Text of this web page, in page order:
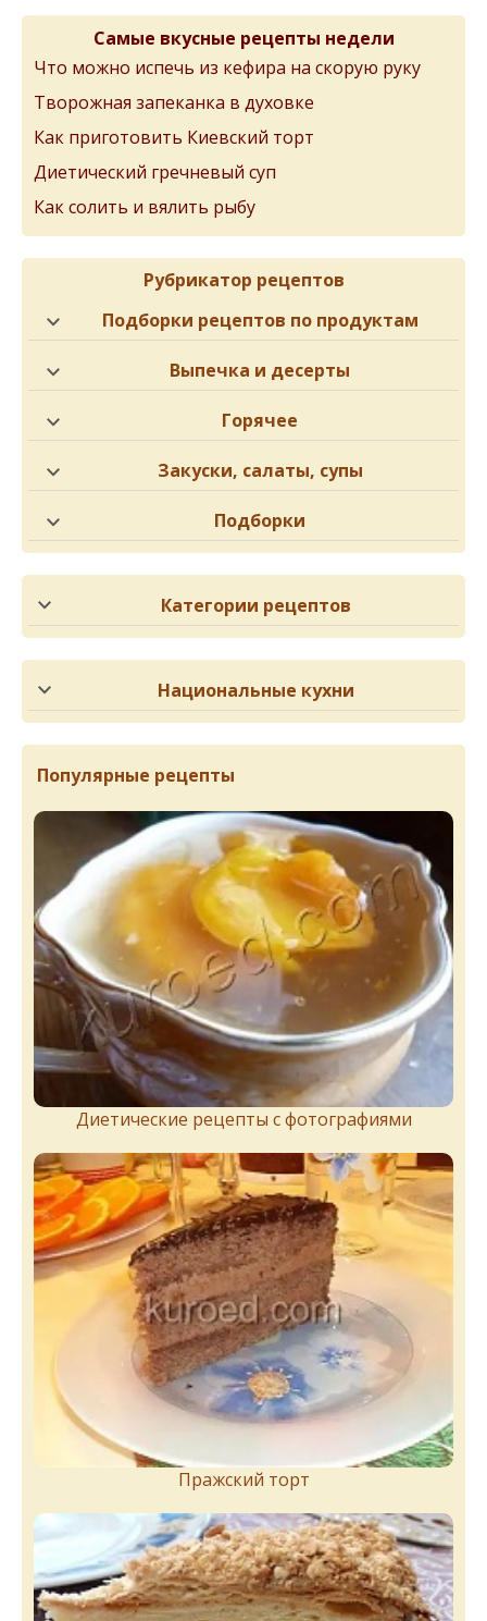
Самые вкусные рецепты недели
Что можно испечь из кефира на скорую руку
Творожная запеканка в духовке
Как приготовить Киевский торт
Диетический гречневый суп
Как солить и вялить рыбу
Рубрикатор рецептов
Подборки рецептов по продуктам
Выпечка и десерты
Горячее
Закуски, салаты, супы
Подборки
Категории рецептов
Национальные кухни
Популярные рецепты
Диетические рецепты с фотографиями
Пражский торт